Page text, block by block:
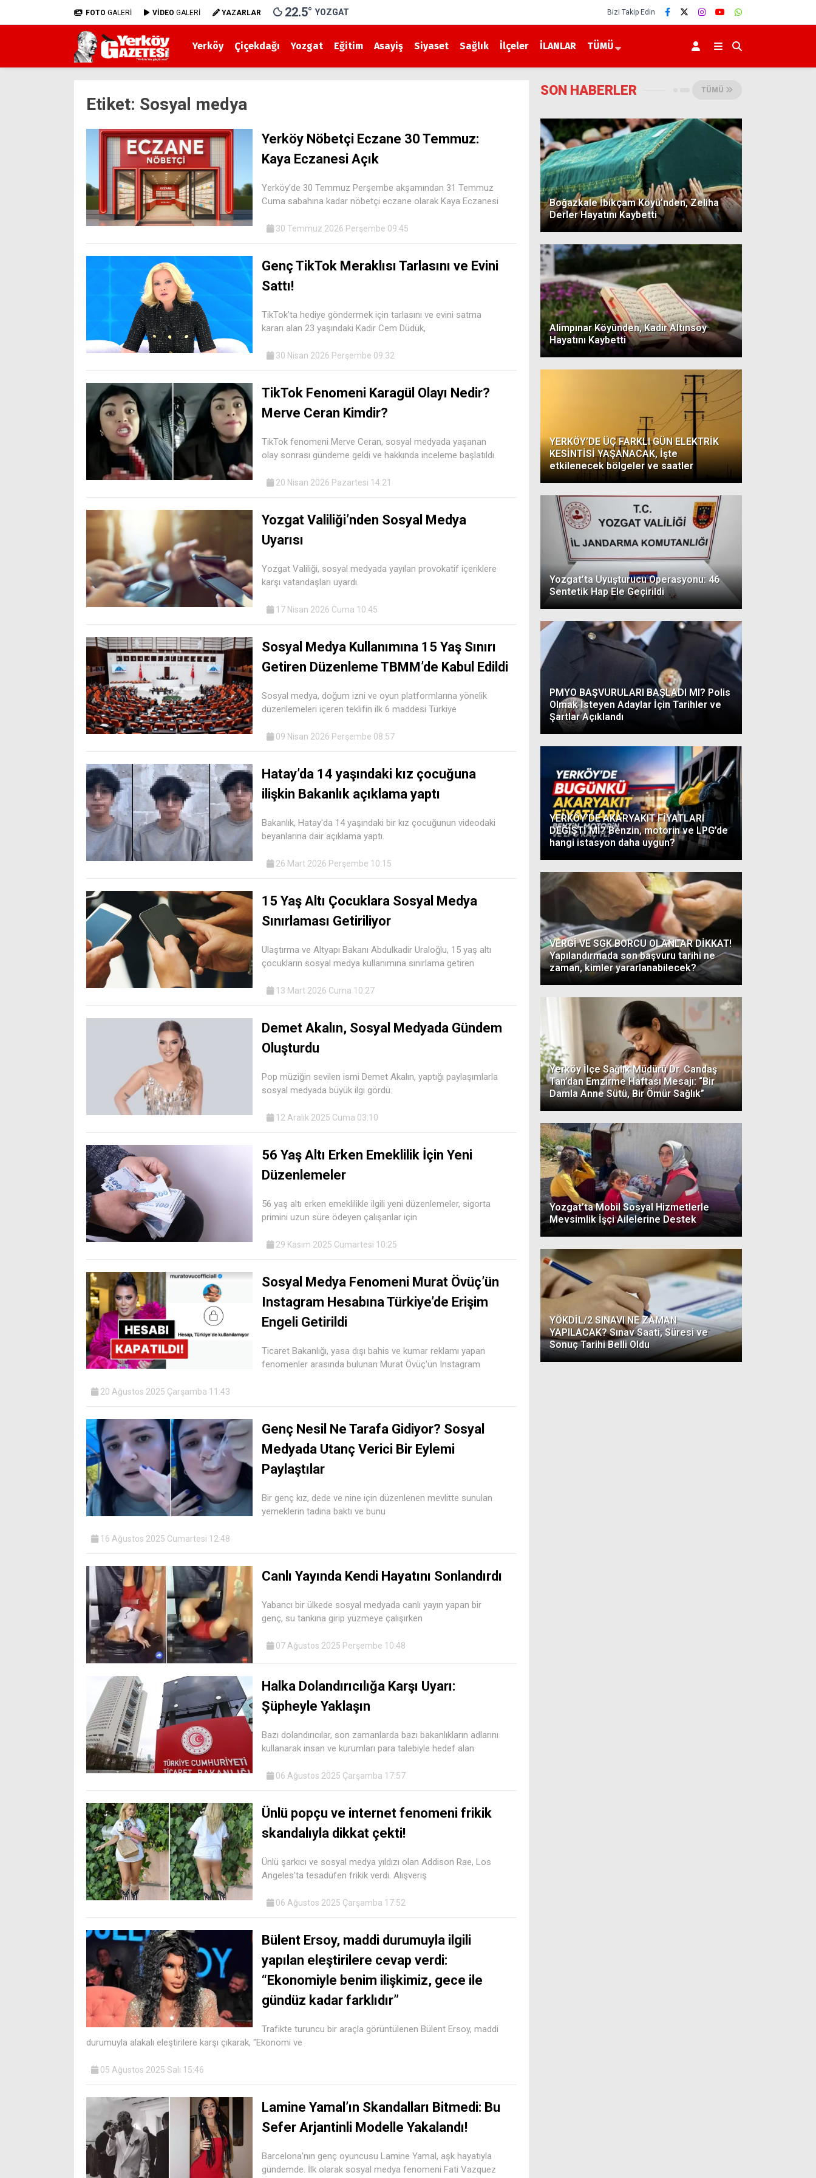
FOTO GALERİ VİDEO GALERİ YAZARLAR 22.5° YOZGAT Bizi Takip Edin
Yerköy Çiçekdağı Yozgat Eğitim Asayiş Siyaset Sağlık İlçeler İLANLAR TÜMÜ
Etiket: Sosyal medya
Yerköy Nöbetçi Eczane 30 Temmuz:
Kaya Eczanesi Açık
Yerköy’de 30 Temmuz Perşembe akşamından 31 Temmuz
Cuma sabahına kadar nöbetçi eczane olarak Kaya Eczanesi
30 Temmuz 2026 Perşembe 09:45
Genç TikTok Meraklısı Tarlasını ve Evini
Sattı!
TikTok’ta hediye göndermek için tarlasını ve evini satma
kararı alan 23 yaşındaki Kadir Cem Düdük,
30 Nisan 2026 Perşembe 09:32
TikTok Fenomeni Karagül Olayı Nedir?
Merve Ceran Kimdir?
TikTok fenomeni Merve Ceran, sosyal medyada yaşanan
olay sonrası gündeme geldi ve hakkında inceleme başlatıldı.
20 Nisan 2026 Pazartesi 14:21
Yozgat Valiliği’nden Sosyal Medya
Uyarısı
Yozgat Valiliği, sosyal medyada yayılan provokatif içeriklere
karşı vatandaşları uyardı.
17 Nisan 2026 Cuma 10:45
Sosyal Medya Kullanımına 15 Yaş Sınırı
Getiren Düzenleme TBMM’de Kabul Edildi
Sosyal medya, doğum izni ve oyun platformlarına yönelik
düzenlemeleri içeren teklifin ilk 6 maddesi Türkiye
09 Nisan 2026 Perşembe 08:57
Hatay’da 14 yaşındaki kız çocuğuna
ilişkin Bakanlık açıklama yaptı
Bakanlık, Hatay'da 14 yaşındaki bir kız çocuğunun videodaki
beyanlarına dair açıklama yaptı.
26 Mart 2026 Perşembe 10:15
15 Yaş Altı Çocuklara Sosyal Medya
Sınırlaması Getiriliyor
Ulaştırma ve Altyapı Bakanı Abdulkadir Uraloğlu, 15 yaş altı
çocukların sosyal medya kullanımına sınırlama getiren
13 Mart 2026 Cuma 10:27
Demet Akalın, Sosyal Medyada Gündem
Oluşturdu
Pop müziğin sevilen ismi Demet Akalın, yaptığı paylaşımlarla
sosyal medyada büyük ilgi gördü.
12 Aralık 2025 Cuma 03:10
56 Yaş Altı Erken Emeklilik İçin Yeni
Düzenlemeler
56 yaş altı erken emeklilikle ilgili yeni düzenlemeler, sigorta
primini uzun süre ödeyen çalışanlar için
29 Kasım 2025 Cumartesi 10:25
Sosyal Medya Fenomeni Murat Övüç’ün
Instagram Hesabına Türkiye’de Erişim
Engeli Getirildi
Ticaret Bakanlığı, yasa dışı bahis ve kumar reklamı yapan
fenomenler arasında bulunan Murat Övüç'ün Instagram
20 Ağustos 2025 Çarşamba 11:43
Genç Nesil Ne Tarafa Gidiyor? Sosyal
Medyada Utanç Verici Bir Eylemi
Paylaştılar
Bir genç kız, dede ve nine için düzenlenen mevlitte sunulan
yemeklerin tadına baktı ve bunu
16 Ağustos 2025 Cumartesi 12:48
Canlı Yayında Kendi Hayatını Sonlandırdı
Yabancı bir ülkede sosyal medyada canlı yayın yapan bir
genç, su tankına girip yüzmeye çalışırken
07 Ağustos 2025 Perşembe 10:48
Halka Dolandırıcılığa Karşı Uyarı:
Şüpheyle Yaklaşın
Bazı dolandırıcılar, son zamanlarda bazı bakanlıkların adlarını
kullanarak insan ve kurumları para talebiyle hedef alan
06 Ağustos 2025 Çarşamba 17:57
Ünlü popçu ve internet fenomeni frikik
skandalıyla dikkat çekti!
Ünlü şarkıcı ve sosyal medya yıldızı olan Addison Rae, Los
Angeles'ta tesadüfen frikik verdi. Alışveriş
06 Ağustos 2025 Çarşamba 17:52
Bülent Ersoy, maddi durumuyla ilgili
yapılan eleştirilere cevap verdi:
“Ekonomiyle benim ilişkimiz, gece ile
gündüz kadar farklıdır”
Trafikte turuncu bir araçla görüntülenen Bülent Ersoy, maddi
durumuyla alakalı eleştirilere karşı çıkarak, "Ekonomi ve
05 Ağustos 2025 Salı 15:46
Lamine Yamal’ın Skandalları Bitmedi: Bu
Sefer Arjantinli Modelle Yakalandı!
Barcelona'nın genç oyuncusu Lamine Yamal, aşk hayatıyla
gündemde. İlk olarak sosyal medya fenomeni Fati Vazquez
SON HABERLER TÜMÜ
Boğazkale İbikçam Köyü’nden, Zeliha
Derler Hayatını Kaybetti
Alimpınar Köyünden, Kadir Altınsoy
Hayatını Kaybetti
YERKÖY’DE ÜÇ FARKLI GÜN ELEKTRİK
KESİNTİSİ YAŞANACAK, İşte
etkilenecek bölgeler ve saatler
Yozgat’ta Uyuşturucu Operasyonu: 46
Sentetik Hap Ele Geçirildi
PMYO BAŞVURULARI BAŞLADI MI? Polis
Olmak İsteyen Adaylar İçin Tarihler ve
Şartlar Açıklandı
YERKÖY’DE AKARYAKIT FİYATLARI
DEĞİŞTİ Mİ? Benzin, motorin ve LPG’de
hangi istasyon daha uygun?
VERGİ VE SGK BORCU OLANLAR DİKKAT!
Yapılandırmada son başvuru tarihi ne
zaman, kimler yararlanabilecek?
Yerköy İlçe Sağlık Müdürü Dr. Candaş
Tan’dan Emzirme Haftası Mesajı: “Bir
Damla Anne Sütü, Bir Ömür Sağlık”
Yozgat’ta Mobil Sosyal Hizmetlerle
Mevsimlik İşçi Ailelerine Destek
YÖKDİL/2 SINAVI NE ZAMAN
YAPILACAK? Sınav Saati, Süresi ve
Sonuç Tarihi Belli Oldu